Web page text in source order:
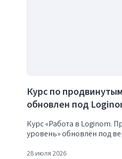
Курс по
обновлен под
Курс «Работа в Loginom.
уровень» обновлён под
28 июля 2026